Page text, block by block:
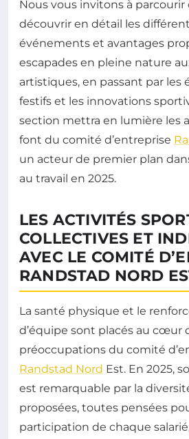
Nous vous invitons à
découvrir en détail les
événements et avantages
escapades en pleine nature
artistiques, en passant par les
festifs et les innovations
section mettra en lumière les
font du comité d’entreprise
un acteur de premier plan
au travail en 2025.
LES ACTIVITÉS
COLLECTIVES ET
AVEC LE COMITÉ
RANDSTAD NORD
La santé physique et le
d’équipe sont placés au cœur
préoccupations du comité
Randstad Nord Est. En 2025,
est remarquable par la
proposées, toutes pensées
participation de chaque